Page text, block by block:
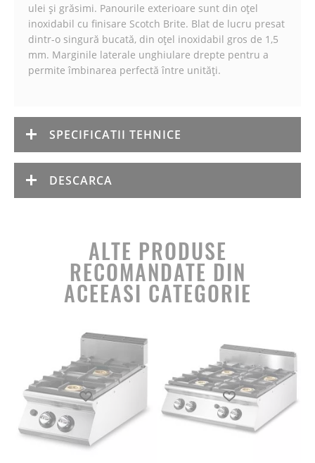
ulei și grăsimi. Panourile exterioare sunt din oțel
inoxidabil cu finisare Scotch Brite. Blat de lucru presat
dintr-o singură bucată, din oțel inoxidabil gros de 1,5
mm. Marginile laterale unghiulare drepte pentru a
permite îmbinarea perfectă între unități.
SPECIFICATII TEHNICE
DESCARCA
ALTE PRODUSE
RECOMANDATE DIN
ACEEASI CATEGORIE
Produs favorit Produs favorit